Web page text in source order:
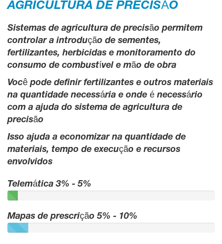
AGRICULTURA DE PRECISÃO
Sistemas de agricultura de precisão permitem
controlar a introdução de sementes,
fertilizantes, herbicidas e monitoramento do
consumo de combustível e mão de obra
Você pode definir fertilizantes e outros materiais
na quantidade necessária e onde é necessário
com a ajuda do sistema de agricultura de
precisão
Isso ajuda a economizar na quantidade de
materiais, tempo de execução e recursos
envolvidos
Telemática 3% - 5%
Mapas de prescrição 5% - 10%